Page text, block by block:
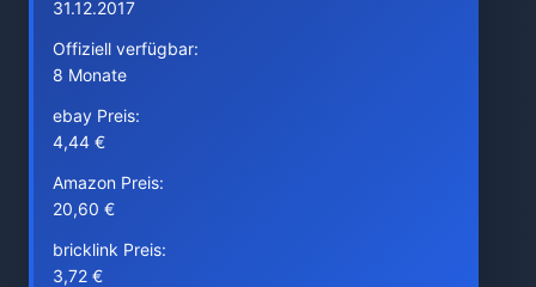
31.12.2017
Offiziell verfügbar:
8 Monate
ebay Preis:
4,44 €
Amazon Preis:
20,60 €
bricklink Preis:
3,72 €